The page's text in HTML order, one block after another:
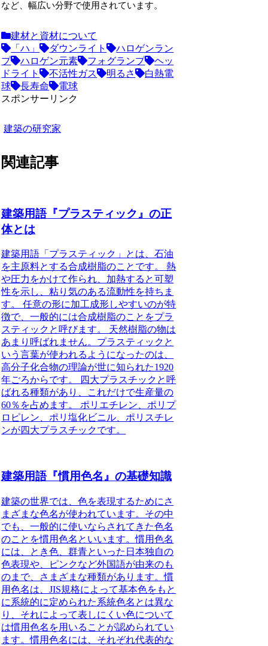
など、幅広い分野で使用されています。
建材と資材について
「ハ」
ダウンライト
ハロゲンラン
プ
ハロゲン元素 フォグランプ
ヘッ
ドライト
不活性ガス 明るさ
白熱電
球
長寿命
電球
スポンサーリンク
建築の研究家
関連記事
建築用語『プラスティック』の正
体とは
建築用語「プラスティック」とは、石油
を主原料とする合成樹脂のことです。
熱
や圧力をかけて作られ、加熱すると可塑
性を示し、粘り気のある流動性を持ちま
す。 任意の形に加工成形しやすいのが特
徴で、一般的には合成樹脂のことをプラ
スティックと呼びます。 天然樹脂の物は
あまり呼ばれません。プラスティックと
いう言葉が使われるようになったのは、
高分子化合物の理論が世に知られた1920
年ごろからです。
四大プラスチックと呼
ばれる種類があり、これだけで生産量の
60％を占めます。
ポリエチレン、ポリプ
ロピレン、ポリ塩化ビニル、ポリスチレ
ンが四大プラスチックです。
建築用語『慣用色名』の基礎知識
建築の世界では、色を表現するためにさ
まざまな色名が使われています。その中
でも、一般的に使いならされてきた色名
のことを慣用色名といいます。慣用色名
には、とき色、群青といった日本独自の
色表現や、ピンクなど外国語が由来のも
のまで、さまざまな種類があります。慣
用色名は、JIS規格によって基本色をもと
に系統的に定められた系統色名とは異な
り、それによって表しにくい色について
は慣用色名を用いることが認められてい
ます。慣用色名には、それぞれ代表的な